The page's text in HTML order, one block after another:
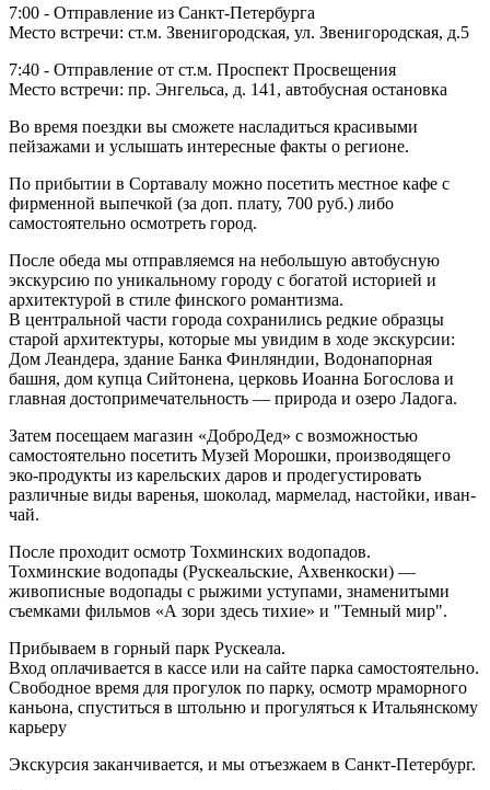
7:00 - Отправление из Санкт-Петербурга
Место встречи: ст.м. Звенигородская, ул. Звенигородская, д.5
7:40 - Отправление от ст.м. Проспект Просвещения
Место встречи: пр. Энгельса, д. 141, автобусная остановка
Во время поездки вы сможете насладиться красивыми
пейзажами и услышать интересные факты о регионе.
По прибытии в Сортавалу можно посетить местное кафе с
фирменной выпечкой (за доп. плату, 700 руб.) либо
самостоятельно осмотреть город.
После обеда мы отправляемся на небольшую автобусную
экскурсию по уникальному городу с богатой историей и
архитектурой в стиле финского романтизма.
В центральной части города сохранились редкие образцы
старой архитектуры, которые мы увидим в ходе экскурсии:
Дом Леандера, здание Банка Финляндии, Водонапорная
башня, дом купца Сийтонена, церковь Иоанна Богослова и
главная достопримечательность — природа и озеро Ладога.
Затем посещаем магазин «ДоброДед» с возможностью
самостоятельно посетить Музей Морошки, производящего
эко-продукты из карельских даров и продегустировать
различные виды варенья, шоколад, мармелад, настойки, иван-
чай.
После проходит осмотр Тохминских водопадов.
Тохминские водопады (Рускеальские, Ахвенкоски) —
живописные водопады с рыжими уступами, знаменитыми
съемками фильмов «А зори здесь тихие» и "Темный мир".
Прибываем в горный парк Рускеала.
Вход оплачивается в кассе или на сайте парка самостоятельно.
Свободное время для прогулок по парку, осмотр мраморного
каньона, спуститься в штольню и прогуляться к Итальянскому
карьеру
Экскурсия заканчивается, и мы отъезжаем в Санкт-Петербург.